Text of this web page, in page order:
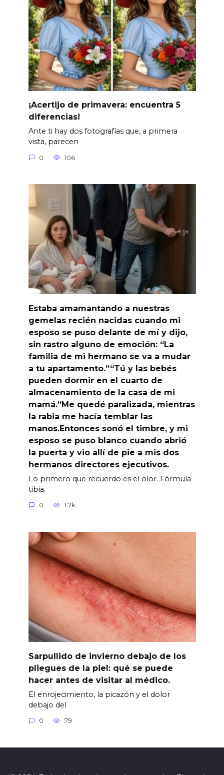
¡Acertijo de primavera: encuentra 5
diferencias!
Ante ti hay dos fotografías que, a primera
vista, parecen
0 106
Estaba amamantando a nuestras
gemelas recién nacidas cuando mi
esposo se puso delante de mí y dijo,
sin rastro alguno de emoción: “La
familia de mi hermano se va a mudar
a tu apartamento.”“Tú y las bebés
pueden dormir en el cuarto de
almacenamiento de la casa de mi
mamá.”Me quedé paralizada, mientras
la rabia me hacía temblar las
manos.Entonces sonó el timbre, y mi
esposo se puso blanco cuando abrió
la puerta y vio allí de pie a mis dos
hermanos directores ejecutivos.
Lo primero que recuerdo es el olor. Fórmula
tibia.
0 1.7k.
Sarpullido de invierno debajo de los
pliegues de la piel: qué se puede
hacer antes de visitar al médico.
El enrojecimiento, la picazón y el dolor
debajo del
0 79